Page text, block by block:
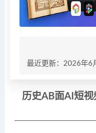
最近更新：2026年6